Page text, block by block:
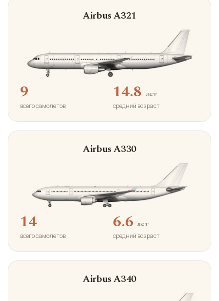
Airbus A321
9
всего самолетов
14.8 лет
средний возраст
Airbus A330
14
всего самолетов
6.6 лет
средний возраст
Airbus A340